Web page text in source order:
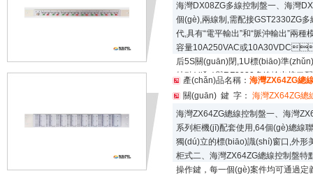
海灣DX08ZG多線控制盤一、海
個(gè),兩線制,需配接GST2330ZG
代,具有“電平輸出”和“脈沖輸出”兩
容量10A250VAC或
后5S關(guān)閉,1U標(biāo)準(zhǔn)
特點(diǎn)與RF2330多線輸出接口
產(chǎn)品名稱： 海灣ZX64ZG總
關(guān) 鍵 字： 海灣ZX64ZG總
海灣ZX64ZG總線控制盤一、海灣
系列柜機(jī)配套使用,64個(gè)總線
獨(dú)立的標(biāo)識(shí)窗口,外形
柜式二、海灣ZX64ZG總線控制
操作鍵，每一個(gè)案件均可通過